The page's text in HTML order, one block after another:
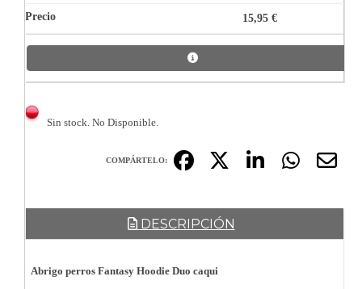
15,95 €
Sin stock. No Disponible.
COMPÁRTELO:
DESCRIPCIÓN
Abrigo perros Fantasy Hoodie Duo caqui